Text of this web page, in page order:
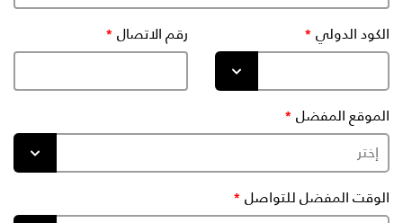
الكود الدولي رقم الاتصال
الموقع المفضل
الوقت المفضل للتواصل